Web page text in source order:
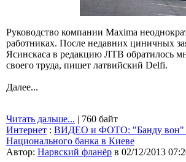
Руководство компании Maxima
работниках. После недавних циничных
Ясинскаса в редакцию ЛТВ обратилось
своего труда, пишет латвийский Delfi.
Далее...
Читать дальше... | 760 байт
Интернет : ВИДЕО и ФОТО: "Банду вон" —
Национального банка в Киеве
Автор: Нарвский фланёр в 02/12/2013